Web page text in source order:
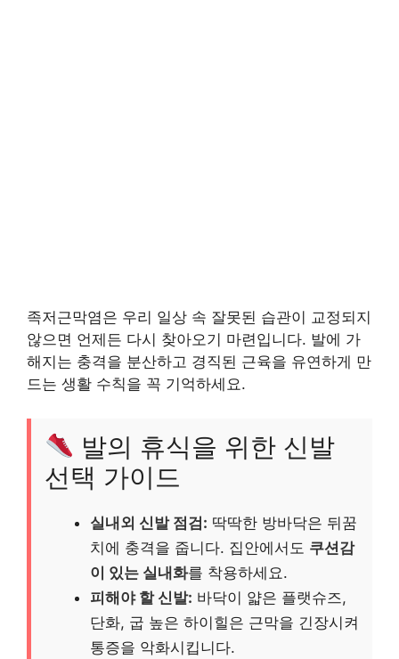
족저근막염은 우리 일상 속 잘못된 습관이 교정되지
않으면 언제든 다시 찾아오기 마련입니다. 발에 가
해지는 충격을 분산하고 경직된 근육을 유연하게 만
드는 생활 수칙을 꼭 기억하세요.
발의 휴식을 위한 신발
선택 가이드
실내외 신발 점검: 딱딱한 방바닥은 뒤꿈
치에 충격을 줍니다. 집안에서도 쿠션감
이 있는 실내화를 착용하세요.
피해야 할 신발: 바닥이 얇은 플랫슈즈,
단화, 굽 높은 하이힐은 근막을 긴장시켜
통증을 악화시킵니다.